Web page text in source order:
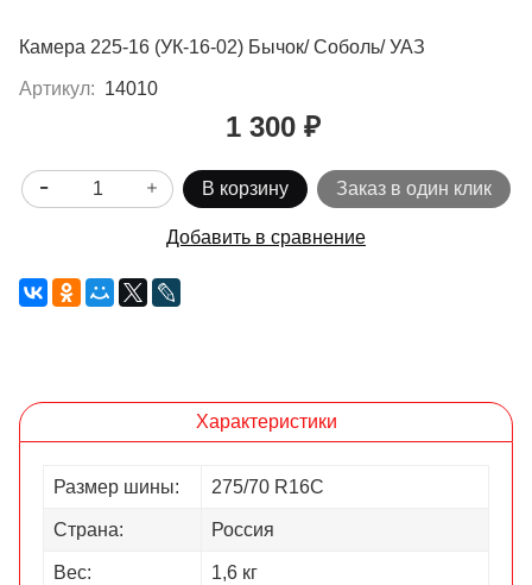
Камера 225-16 (УК-16-02) Бычок/ Соболь/ УАЗ
Артикул: 14010
1 300 ₽
В корзину Заказ в один клик
Добавить в сравнение
Характеристики
Размер шины: 275/70 R16С
Страна: Россия
Вес: 1,6 кг